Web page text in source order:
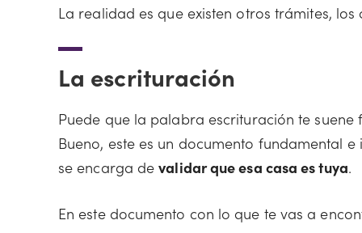
La realidad es que existen otros trámites,
La escrituración
Puede que la palabra escrituración te
Bueno, este es un documento fundamental
se encarga devalidar que esa casa es tuya.
En este documento con lo que te vas a